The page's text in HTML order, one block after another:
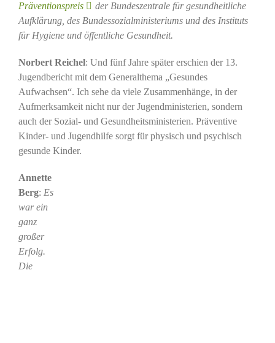
Präventionspreis
der Bundeszentrale für gesundheitliche
Aufklärung, des Bundessozialministeriums und des Instituts
für Hygiene und öffentliche Gesundheit.
Norbert Reichel: Und fünf Jahre später erschien der 13.
Jugendbericht mit dem Generalthema „Gesundes
Aufwachsen“. Ich sehe da viele Zusammenhänge, in der
Aufmerksamkeit nicht nur der Jugendministerien, sondern
auch der Sozial- und Gesundheitsministerien. Präventive
Kinder- und Jugendhilfe sorgt für physisch und psychisch
gesunde Kinder.
Annette
Berg: Es
war ein
ganz
großer
Erfolg.
Die